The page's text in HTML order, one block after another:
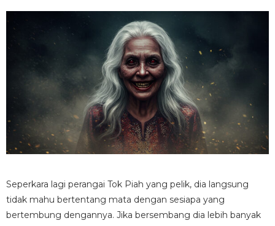
Seperkara lagi perangai Tok Piah yang pelik, dia langsung
tidak mahu bertentang mata dengan sesiapa yang
bertembung dengannya. Jika bersembang dia lebih banyak